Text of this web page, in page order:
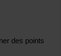
des points